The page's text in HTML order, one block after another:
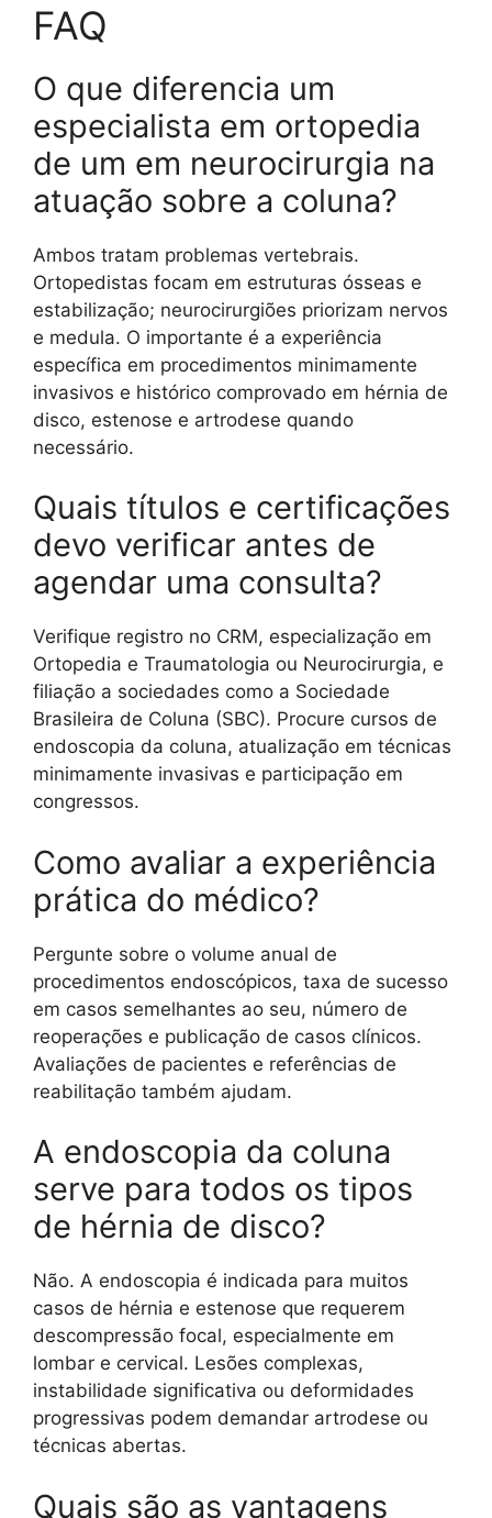
FAQ
O que diferencia um
especialista em ortopedia
de um em neurocirurgia na
atuação sobre a coluna?
Ambos tratam problemas vertebrais.
Ortopedistas focam em estruturas ósseas e
estabilização; neurocirurgiões priorizam nervos
e medula. O importante é a experiência
específica em procedimentos minimamente
invasivos e histórico comprovado em hérnia de
disco, estenose e artrodese quando
necessário.
Quais títulos e certificações
devo verificar antes de
agendar uma consulta?
Verifique registro no CRM, especialização em
Ortopedia e Traumatologia ou Neurocirurgia, e
filiação a sociedades como a Sociedade
Brasileira de Coluna (SBC). Procure cursos de
endoscopia da coluna, atualização em técnicas
minimamente invasivas e participação em
congressos.
Como avaliar a experiência
prática do médico?
Pergunte sobre o volume anual de
procedimentos endoscópicos, taxa de sucesso
em casos semelhantes ao seu, número de
reoperações e publicação de casos clínicos.
Avaliações de pacientes e referências de
reabilitação também ajudam.
A endoscopia da coluna
serve para todos os tipos
de hérnia de disco?
Não. A endoscopia é indicada para muitos
casos de hérnia e estenose que requerem
descompressão focal, especialmente em
lombar e cervical. Lesões complexas,
instabilidade significativa ou deformidades
progressivas podem demandar artrodese ou
técnicas abertas.
Quais são as vantagens